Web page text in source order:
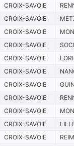
CROIX-SAVOIE
CROIX-SAVOIE
CROIX-SAVOIE
CROIX-SAVOIE
CROIX-SAVOIE
CROIX-SAVOIE
CROIX-SAVOIE
CROIX-SAVOIE
CROIX-SAVOIE
CROIX-SAVOIE
CROIX-SAVOIE